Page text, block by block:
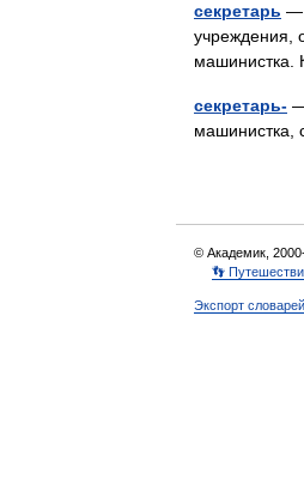
секретарь —
учреждения,
машинистка.
секретарь-
машинистка,
© Академик,
👣
Экспорт